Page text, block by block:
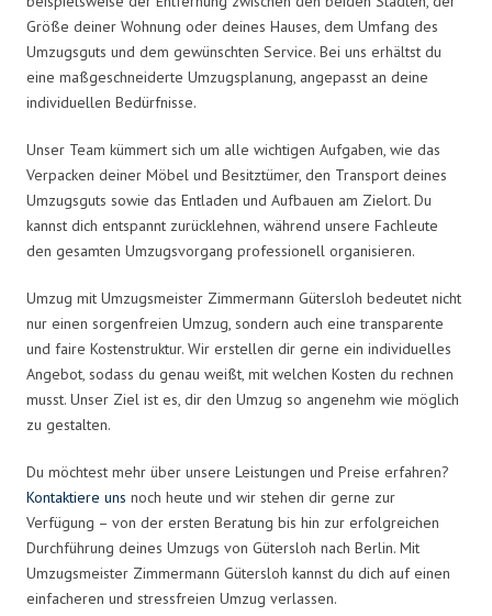
Größe deiner Wohnung oder deines Hauses, dem Umfang des
Umzugsguts und dem gewünschten Service. Bei uns erhältst du
eine maßgeschneiderte Umzugsplanung, angepasst an deine
individuellen Bedürfnisse.
Unser Team kümmert sich um alle wichtigen Aufgaben, wie das
Verpacken deiner Möbel und Besitztümer, den Transport deines
Umzugsguts sowie das Entladen und Aufbauen am Zielort. Du
kannst dich entspannt zurücklehnen, während unsere Fachleute
den gesamten Umzugsvorgang professionell organisieren.
Umzug mit Umzugsmeister Zimmermann Gütersloh bedeutet nicht
nur einen sorgenfreien Umzug, sondern auch eine transparente
und faire Kostenstruktur. Wir erstellen dir gerne ein individuelles
Angebot, sodass du genau weißt, mit welchen Kosten du rechnen
musst. Unser Ziel ist es, dir den Umzug so angenehm wie möglich
zu gestalten.
Du möchtest mehr über unsere Leistungen und Preise erfahren?
Kontaktiere uns noch heute und wir stehen dir gerne zur
Verfügung – von der ersten Beratung bis hin zur erfolgreichen
Durchführung deines Umzugs von Gütersloh nach Berlin. Mit
Umzugsmeister Zimmermann Gütersloh kannst du dich auf einen
einfacheren und stressfreien Umzug verlassen.